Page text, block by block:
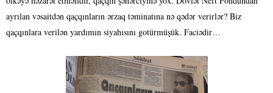
ayrılan vəsaitdən qaçqınların ərzaq təminatına nə qədər verirlər? Biz
qaçqınlara verilən yardımın siyahısını gotürmüşük. Faciədir…